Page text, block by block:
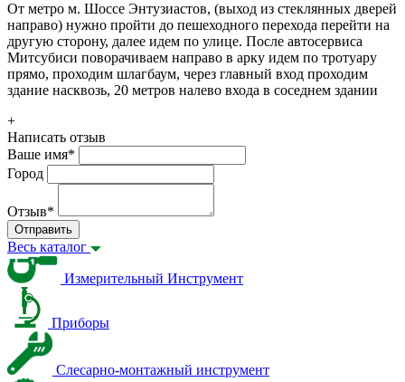
От метро м. Шоссе Энтузиастов, (выход из стеклянных дверей
направо) нужно пройти до пешеходного перехода перейти на
другую сторону, далее идем по улице. После автосервиса
Митсубиси поворачиваем направо в арку идем по тротуару
прямо, проходим шлагбаум, через главный вход проходим
здание насквозь, 20 метров налево входа в соседнем здании
+
Написать отзыв
Ваше имя*
Город
Отзыв*
Отправить
Весь каталог
Измерительный Инструмент
Приборы
Слесарно-монтажный инструмент